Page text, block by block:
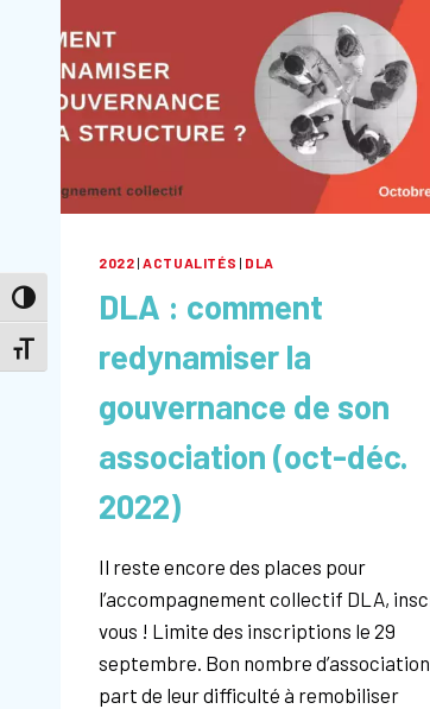
Passer en contraste élevé
Changer la taille de la police
2022 |ACTUALITÉS | DLA
DLA : comment
redynamiser la
gouvernance de son
association (oct-déc.
2022)
Il reste encore des places pour
l’accompagnement collectif DLA,
vous ! Limite des inscriptions le 29
septembre. Bon nombre
part de leur difficulté à remobiliser